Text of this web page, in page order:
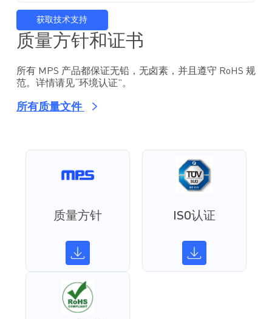
获取技术支持
质量方针和证书
所有 MPS 产品都保证无铅，无卤素，并且遵守 RoHS 规
范。详情请见“环境认证”。
所有质量文件
质量方针 ISO认证